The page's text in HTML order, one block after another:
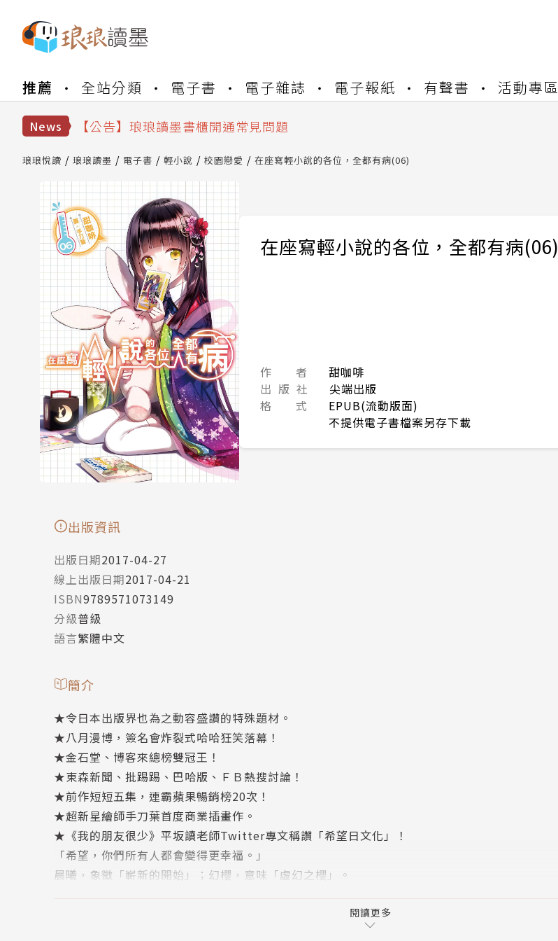
推薦 全站分類 電子書 電子雜誌 電子報紙 有聲書 活動專區
News
【公告】琅琅書店服務升級重要說明及資產合併結果查詢
【公告】琅琅讀墨數位閱讀資產合併與書櫃開通申請
【公告】琅琅讀墨書櫃開通常見問題
【公告】琅琅讀墨 3 分鐘完成書櫃開通與資產合併申請圖文教學
【公告】琅琅書店服務升級重要說明及資產合併結果查詢
【公告】琅琅讀墨數位閱讀資產合併與書櫃開通申請
琅琅悅讀 琅琅讀墨 電子書 輕小說 校園戀愛 在座寫輕小說的各位，全都有病(06)
在座寫輕小說的各位，全都有病(06)
作 者
甜咖啡
出 版 社
尖端出版
格 式
EPUB(流動版面)
不提供電子書檔案另存下載
出版資訊
出版日期2017-04-27
線上出版日期2017-04-21
ISBN9789571073149
分級普級
語言繁體中文
簡介
★令日本出版界也為之動容盛讚的特殊題材。
★八月漫博，簽名會炸裂式哈哈狂笑落幕！
★金石堂、博客來總榜雙冠王！
★東森新聞、批踢踢、巴哈版、ＦＢ熱搜討論！
★前作短短五集，連霸蘋果暢銷榜20次！
★超新星繪師手刀葉首度商業插畫作。
★《我的朋友很少》平坂讀老師Twitter專文稱讚「希望日文化」！
「希望，你們所有人都會變得更幸福。」
晨曦，象徵「嶄新的開始」；幻櫻，意味「虛幻之櫻」。
閱讀更多